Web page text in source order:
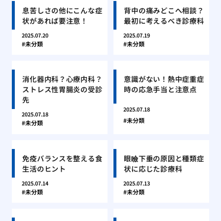
息苦しさの他にこんな症
状があれば要注意！
2025.07.20
未分類
背中の痛みどこへ相談？
最初に考えるべき診療科
2025.07.19
未分類
消化器内科？心療内科？
ストレス性胃腸炎の受診
先
2025.07.18
未分類
意識がない！熱中症重症
時の応急手当と注意点
2025.07.18
未分類
免疫バランスを整える食
生活のヒント
2025.07.14
未分類
眼瞼下垂の原因と種類症
状に応じた診療科
2025.07.13
未分類